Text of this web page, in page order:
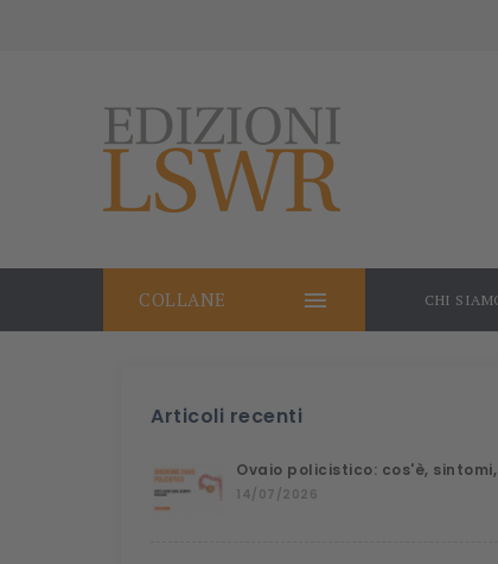

COLLANE CHI
Articoli recenti
Ovaio policistico: cos'è,
14/07/2026